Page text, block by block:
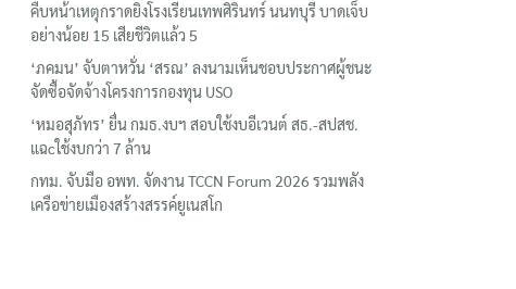
คืบหน้าเหตุกราดยิงโรงเรียนเทพศิรินทร์ นนทบุรี บาดเจ็บ
อย่างน้อย 15 เสียชีวิตแล้ว 5
‘ภคมน’ จับตาหวั่น ‘สรณ’ ลงนามเห็นชอบประกาศผู้ชนะ
จัดซื้อจัดจ้างโครงการกองทุน USO
‘หมอสุภัทร’ ยื่น กมธ.งบฯ สอบใช้งบอีเวนต์ สธ.-สปสช.
แฉcใช้งบกว่า 7 ล้าน
กทม. จับมือ อพท. จัดงาน TCCN Forum 2026 รวมพลัง
เครือข่ายเมืองสร้างสรรค์ยูเนสโก